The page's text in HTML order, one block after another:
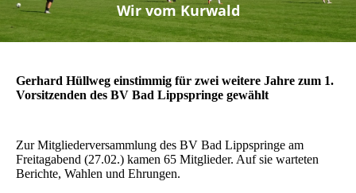
Wir vom Kurwald
Gerhard Hüllweg einstimmig für zwei weitere Jahre zum 1.
Vorsitzenden des BV Bad Lippspringe gewählt
Zur Mitgliederversammlung des BV Bad Lippspringe am
Freitagabend (27.02.) kamen 65 Mitglieder. Auf sie warteten
Berichte, Wahlen und Ehrungen.